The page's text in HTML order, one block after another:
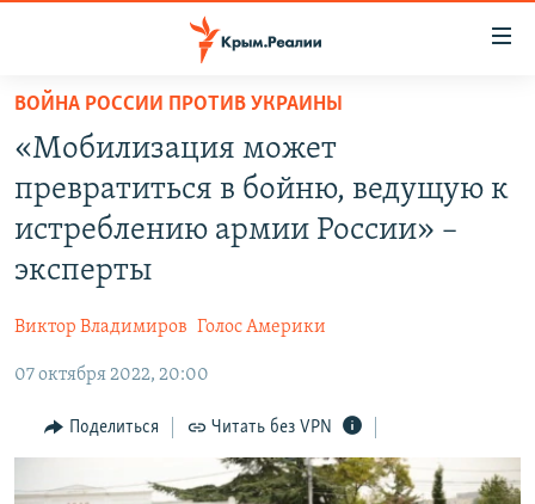
Вернуться
основному
содержанию
Вернутся
главной
Вернутся
НОВОСТИ
ГРУЗ 200
ВОДА
ИНТЕРАКТИВ
ИНФОГРАФИКА
ТЕЛЕПРОЕКТ КРЫМ.РЕАЛИИ
СОВЕТЫ ПРАВОЗАЩИТНИКОВ
РАДІО СВОБОДА
КАК ОБОЙТИ БЛОКИРОВКУ
Qırımtatar
ВОЙНА РОССИИ ПРОТИВ УКРАИНЫ
«Мобилизация может
превратиться в бойню, ведущую к
истреблению армии России» –
эксперты
Виктор Владимиров Голос Америки
07 октября 2022, 20:00
Поделиться Читать без VPN